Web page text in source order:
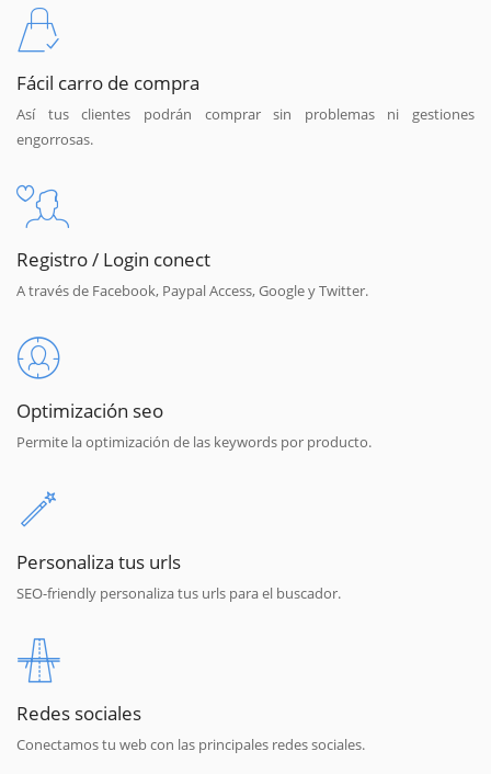
Fácil carro de compra
Así tus clientes podrán comprar sin problemas ni gestiones
engorrosas.
Registro / Login conect
A través de Facebook, Paypal Access, Google y Twitter.
Optimización seo
Permite la optimización de las keywords por producto.
Personaliza tus urls
SEO-friendly personaliza tus urls para el buscador.
Redes sociales
Conectamos tu web con las principales redes sociales.